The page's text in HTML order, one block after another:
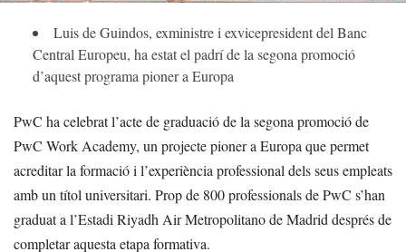
Luis de Guindos, exministre i exvicepresident del Banc
Central Europeu, ha estat el padrí de la segona promoció
d’aquest programa pioner a Europa
PwC ha celebrat l’acte de graduació de la segona promoció de
PwC Work Academy, un projecte pioner a Europa que permet
acreditar la formació i l’experiència professional dels seus empleats
amb un títol universitari. Prop de 800 professionals de PwC s’han
graduat a l’Estadi Riyadh Air Metropolitano de Madrid després de
completar aquesta etapa formativa.